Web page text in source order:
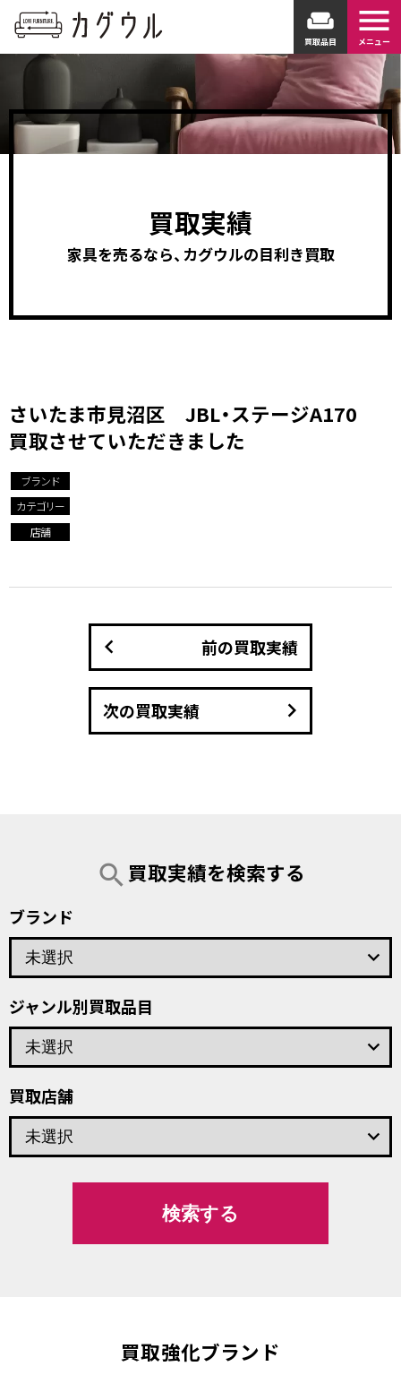
weekend
買取品目
menu
メニュー
買取実績
家具を売るなら、カグウルの目利き買取
さいたま市見沼区 JBL・ステージA170
買取させていただきました
ブランド
カテゴリー
店舗
前の買取実績
keyboard_arrow_left
次の買取実績 keyboard_arrow_right
search買取実績を検索する
ブランド
keyboard_arrow_down
ジャンル別買取品目
keyboard_arrow_down
買取店舗
keyboard_arrow_down
買取強化ブランド